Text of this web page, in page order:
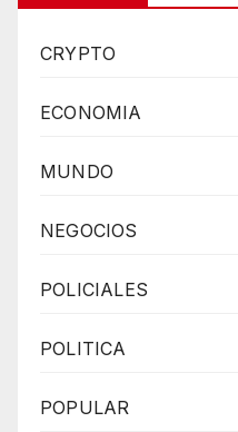
CRYPTO
ECONOMIA
MUNDO
NEGOCIOS
POLICIALES
POLITICA
POPULAR